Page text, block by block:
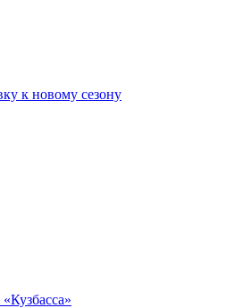
к новому сезону